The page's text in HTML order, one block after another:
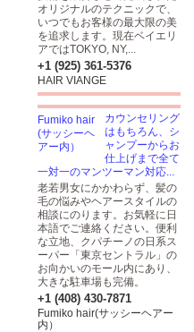
オリジナルのテクニックで、
いつでもお客様の最大限の美
を追求します。現在ベイエリ
アではTOKYO, NY,...
+1 (925) 361-5376
HAIR VIANGE
カウンセリング
はもちろん、シ
ャンプーからお
仕上げまで全て
一対一のマンツーマン対応...
老若男女にかかわらず、髪の
毛の悩みやヘアースタイルの
相談にのります。お気軽に日
本語でご連絡ください。便利
な立地、クパチーノの日系ス
ーパー「東京セントラル」の
お向かいのモール内にあり、
大きな駐車場も完備。
+1 (408) 430-7871
Fumiko hair(サッシーヘアー
内）